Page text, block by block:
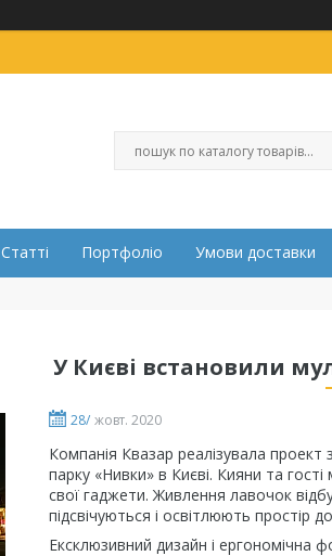
Статті Портфоліо Умови доставки
У Києві встановили
28/ жовт. 2020
Компанія Квазар реалізувала
парку «Нивки» в Києві. Кияни та
свої гаджети. Живлення лавочок
підсвічуються і освітлюють простір
Ексклюзивний дизайн і ергономічна